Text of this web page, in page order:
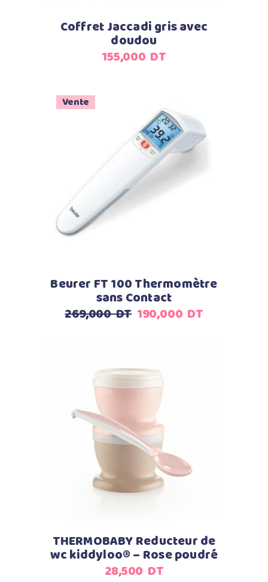
Coffret Jaccadi gris avec
doudou
155,000 DT
Vente
Ajouter au panier
Beurer FT 100 Thermomètre
sans Contact
269,000DT Le
269,000
DT.
190,000 DTLe
Ajouter au panier
THERMOBABY Reducteur de
wc kiddyloo® – Rose poudré
28,500 DT